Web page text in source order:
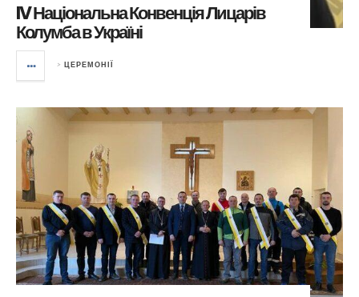
IV Національна Конвенція Лицарів
Колумба в Україні
> ЦЕРЕМОНІЇ